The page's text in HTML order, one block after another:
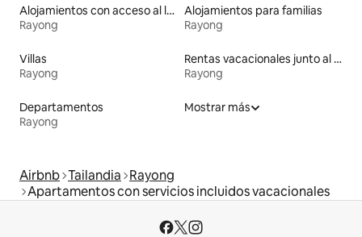
Alojamientos con acceso al lago
Rayong
Alojamientos para familias
Rayong
Villas
Rayong
Rentas vacacionales junto al agua
Rayong
Departamentos
Rayong
Mostrar más
Airbnb Tailandia Rayong
Apartamentos con servicios incluidos vacacionales